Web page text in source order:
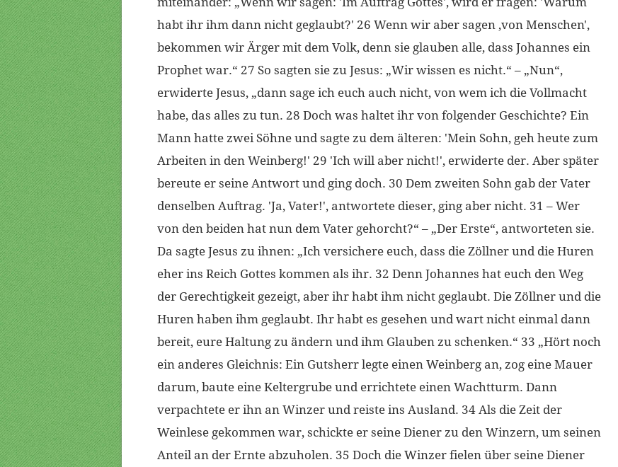
habt ihr ihm dann nicht geglaubt?' 26 Wenn wir aber sagen ‚von Menschen',
bekommen wir Ärger mit dem Volk, denn sie glauben alle, dass Johannes ein
Prophet war.“ 27 So sagten sie zu Jesus: „Wir wissen es nicht.“ – „Nun“,
erwiderte Jesus, „dann sage ich euch auch nicht, von wem ich die Vollmacht
habe, das alles zu tun. 28 Doch was haltet ihr von folgender Geschichte? Ein
Mann hatte zwei Söhne und sagte zu dem älteren: 'Mein Sohn, geh heute zum
Arbeiten in den Weinberg!' 29 'Ich will aber nicht!', erwiderte der. Aber später
bereute er seine Antwort und ging doch. 30 Dem zweiten Sohn gab der Vater
denselben Auftrag. 'Ja, Vater!', antwortete dieser, ging aber nicht. 31 – Wer
von den beiden hat nun dem Vater gehorcht?“ – „Der Erste“, antworteten sie.
Da sagte Jesus zu ihnen: „Ich versichere euch, dass die Zöllner und die Huren
eher ins Reich Gottes kommen als ihr. 32 Denn Johannes hat euch den Weg
der Gerechtigkeit gezeigt, aber ihr habt ihm nicht geglaubt. Die Zöllner und die
Huren haben ihm geglaubt. Ihr habt es gesehen und wart nicht einmal dann
bereit, eure Haltung zu ändern und ihm Glauben zu schenken.“ 33 „Hört noch
ein anderes Gleichnis: Ein Gutsherr legte einen Weinberg an, zog eine Mauer
darum, baute eine Keltergrube und errichtete einen Wachtturm. Dann
verpachtete er ihn an Winzer und reiste ins Ausland. 34 Als die Zeit der
Weinlese gekommen war, schickte er seine Diener zu den Winzern, um seinen
Anteil an der Ernte abzuholen. 35 Doch die Winzer fielen über seine Diener